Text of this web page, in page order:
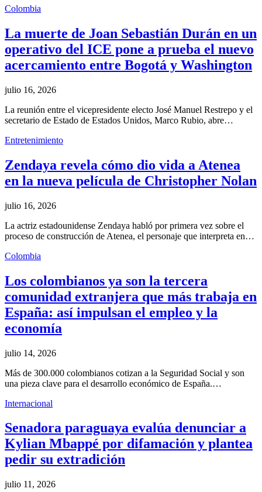
Colombia
La muerte de Joan Sebastián Durán en un
operativo del ICE pone a prueba el nuevo
acercamiento entre Bogotá y Washington
julio 16, 2026
La reunión entre el vicepresidente electo José Manuel Restrepo y el
secretario de Estado de Estados Unidos, Marco Rubio, abre…
Entretenimiento
Zendaya revela cómo dio vida a Atenea
en la nueva película de Christopher Nolan
julio 16, 2026
La actriz estadounidense Zendaya habló por primera vez sobre el
proceso de construcción de Atenea, el personaje que interpreta en…
Colombia
Los colombianos ya son la tercera
comunidad extranjera que más trabaja en
España: así impulsan el empleo y la
economía
julio 14, 2026
Más de 300.000 colombianos cotizan a la Seguridad Social y son
una pieza clave para el desarrollo económico de España.…
Internacional
Senadora paraguaya evalúa denunciar a
Kylian Mbappé por difamación y plantea
pedir su extradición
julio 11, 2026